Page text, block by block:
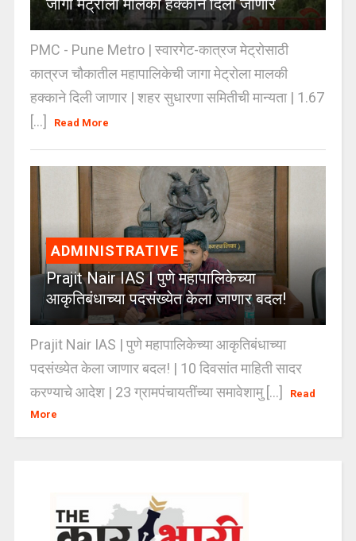
जागा मेट्रोला मालकी हक्काने दिली जाणार
PMC - Pune Metro | स्वारगेट-कात्रज मेट्रोसाठी
कात्रज चौकातील महापालिकेची जागा मेट्रोला मालकी
हक्काने दिली जाणार | शहर सुधारणा समितीची मान्यता | 1.67
[...]
Read More
ADMINISTRATIVE
Prajit Nair IAS | पुणे महापालिकेच्या
आकृतिबंधाच्या पदसंख्येत केला जाणार बदल!
Prajit Nair IAS | पुणे महापालिकेच्या आकृतिबंधाच्या
पदसंख्येत केला जाणार बदल! | 10 दिवसांत माहिती सादर
करण्याचे आदेश | 23 ग्रामपंचायतींच्या समावेशामु [...]
Read
More